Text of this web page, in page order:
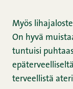
Myös
On hyvä
tuntuisi
terveellistä